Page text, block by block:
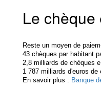
Le chèque
Reste un moyen de
43 chèques par habitant
2,8 milliards de chèques
1 787 milliards d'euros
En savoir plus : Banque